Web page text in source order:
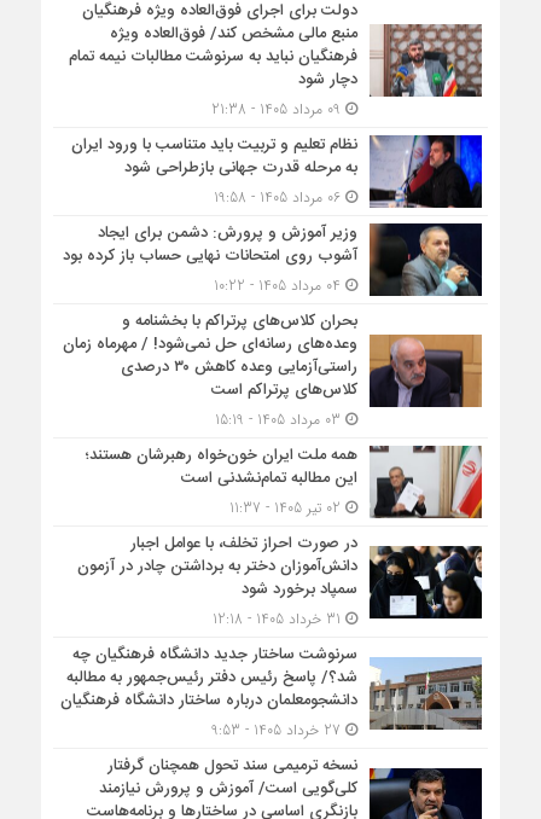
دولت برای اجرای فوق‌العاده ویژه فرهنگیان
منبع مالی مشخص کند/ فوق‌العاده ویژه
فرهنگیان نباید به سرنوشت مطالبات نیمه‌ تمام
دچار شود
نظام تعلیم و تربیت باید متناسب با ورود ایران
به مرحله قدرت جهانی بازطراحی شود
06 مرداد 1405 - 19:58
وزیر آموزش و پرورش: دشمن برای ایجاد
آشوب روی امتحانات نهایی حساب باز کرده بود
بحران کلاس‌های پرتراکم با بخشنامه و
وعده‌های رسانه‌ای حل نمی‌شود! / مهرماه زمان
راستی‌آزمایی وعده کاهش ۳۰ درصدی
کلاس‌های پرتراکم است
همه ملت ایران خون‌خواه رهبرشان هستند؛
این مطالبه تمام‌نشدنی است
در صورت احراز تخلف، با عوامل اجبار
دانش‌آموزان دختر به برداشتن چادر در آزمون
سمپاد برخورد شود
سرنوشت ساختار جدید دانشگاه فرهنگیان چه
شد؟/ پاسخ رئیس دفتر رئیس‌جمهور به مطالبه
دانشجومعلمان درباره ساختار دانشگاه فرهنگیان
نسخه ترمیمی سند تحول همچنان گرفتار
کلی‌گویی است/ آموزش و پرورش نیازمند
بازنگری اساسی در ساختارها و برنامه‌هاست